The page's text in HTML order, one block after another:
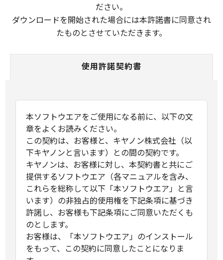
ださい。
ダウンロードを開始された場合には本許諾書に同意され
たものとさせていただきます。
使用許諾契約書
本ソフトウエアをご使用になる前に、以下の文
章をよくお読みください。
この契約は、お客様と、キヤノン株式会社（以
下キヤノンと言います）との間の契約です。
キヤノンは、お客様に対し、本契約書と共にご
提供するソフトウエア（各マニュアルを含み、
これらを総称して以下「本ソフトウエア」と言
います）の非独占的使用権を下記条項に基づき
許諾し、お客様も下記条項にご同意いただくも
のとします。
お客様は、「本ソフトウエア」のインストール
をもって、この契約に同意したことになりま